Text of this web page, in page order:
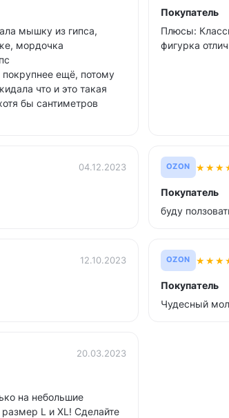
мышку из гипса,
мордочка
ещё, потому
что и это такая
бы сантиметров
Покупатель
Плюсы:
фигурка
04.12.2023 OZON ★★★
Покупатель
буду
12.10.2023 OZON ★★★
Покупатель
Чудесный
20.03.2023
на небольшие
L и XL! Сделайте